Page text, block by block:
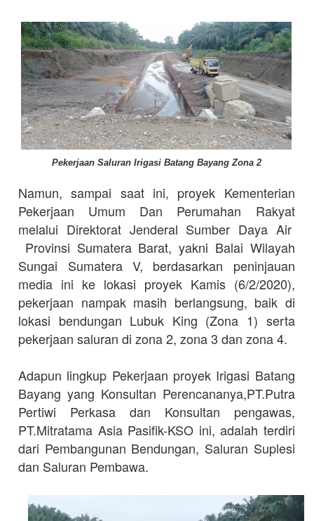
Pekerjaan Saluran Irigasi Batang Bayang Zona 2
Namun, sampai saat ini, proyek Kementerian
Pekerjaan Umum Dan Perumahan Rakyat
melalui Direktorat Jenderal Sumber Daya Air
Provinsi Sumatera Barat, yakni Balai Wilayah
Sungai Sumatera V, berdasarkan peninjauan
media ini ke lokasi proyek Kamis (6/2/2020),
pekerjaan nampak masih berlangsung, baik di
lokasi bendungan Lubuk King (Zona 1) serta
pekerjaan saluran di zona 2, zona 3 dan zona 4.
Adapun lingkup Pekerjaan proyek Irigasi Batang
Bayang yang Konsultan Perencananya,PT.Putra
Pertiwi Perkasa dan Konsultan pengawas,
PT.Mitratama Asia Pasifik-KSO ini, adalah terdiri
dari Pembangunan Bendungan, Saluran Suplesi
dan Saluran Pembawa.